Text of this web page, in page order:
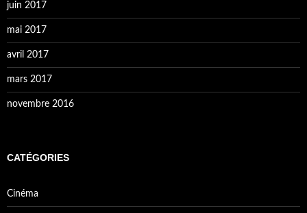
juin 2017
mai 2017
avril 2017
mars 2017
novembre 2016
CATÉGORIES
Cinéma